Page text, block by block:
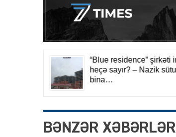
BƏNZƏR XƏBƏRLƏR